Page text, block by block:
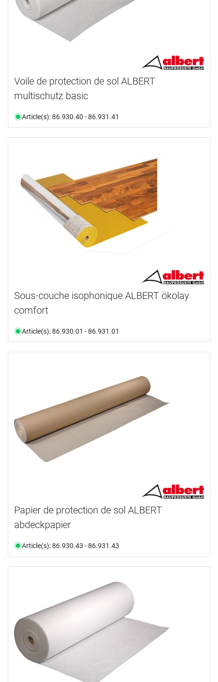
Voile de protection de sol ALBERT
multischutz basic
Article(s): 86.930.40 - 86.931.41
Sous-couche isophonique ALBERT ökolay
comfort
Article(s): 86.930.01 - 86.931.01
Papier de protection de sol ALBERT
abdeckpapier
Article(s): 86.930.43 - 86.931.43